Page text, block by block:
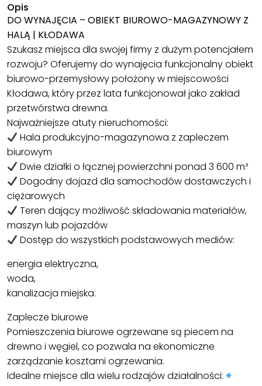
Opis
DO WYNAJĘCIA – OBIEKT BIUROWO-MAGAZYNOWY Z
HALĄ | KŁODAWA
Szukasz miejsca dla swojej firmy z dużym potencjałem
rozwoju? Oferujemy do wynajęcia funkcjonalny obiekt
biurowo-przemysłowy położony w miejscowości
Kłodawa, który przez lata funkcjonował jako zakład
przetwórstwa drewna.
Najważniejsze atuty nieruchomości:
Hala produkcyjno-magazynowa z zapleczem
biurowym
Dwie działki o łącznej powierzchni ponad 3 600 m²
Dogodny dojazd dla samochodów dostawczych i
ciężarowych
Teren dający możliwość składowania materiałów,
maszyn lub pojazdów
Dostęp do wszystkich podstawowych mediów:
energia elektryczna,
woda,
kanalizacja miejska.
Zaplecze biurowe
Pomieszczenia biurowe ogrzewane są piecem na
drewno i węgiel, co pozwala na ekonomiczne
zarządzanie kosztami ogrzewania.
Idealne miejsce dla wielu rodzajów działalności: